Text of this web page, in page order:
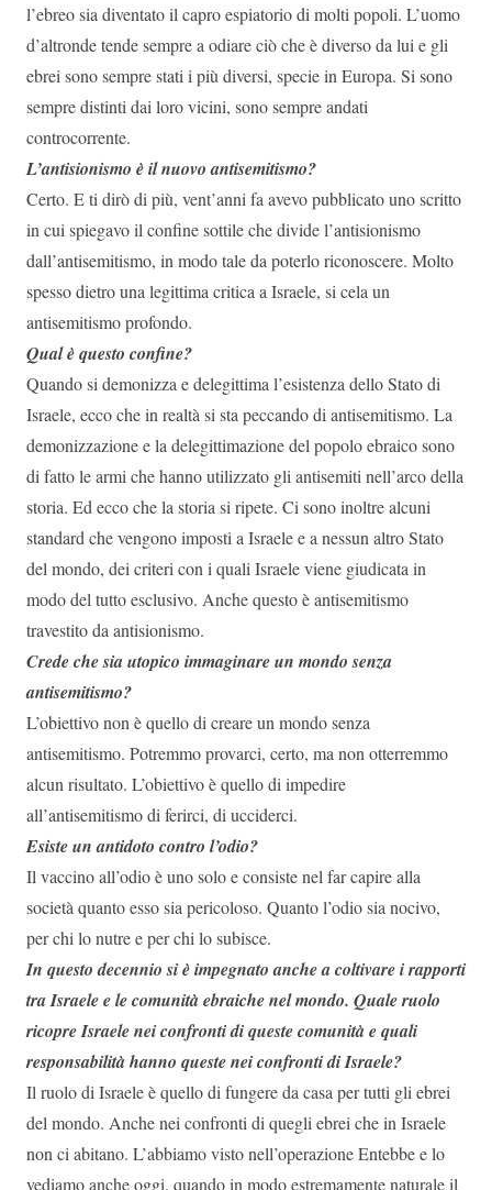
l’ebreo sia diventato il capro espiatorio di molti popoli. L’uomo
d’altronde tende sempre a odiare ciò che è diverso da lui e gli
ebrei sono sempre stati i più diversi, specie in Europa. Si sono
sempre distinti dai loro vicini, sono sempre andati
controcorrente.
L’antisionismo è il nuovo antisemitismo?
Certo. E ti dirò di più, vent’anni fa avevo pubblicato uno scritto
in cui spiegavo il confine sottile che divide l’antisionismo
dall’antisemitismo, in modo tale da poterlo riconoscere. Molto
spesso dietro una legittima critica a Israele, si cela un
antisemitismo profondo.
Qual è questo confine?
Quando si demonizza e delegittima l’esistenza dello Stato di
Israele, ecco che in realtà si sta peccando di antisemitismo. La
demonizzazione e la delegittimazione del popolo ebraico sono
di fatto le armi che hanno utilizzato gli antisemiti nell’arco della
storia. Ed ecco che la storia si ripete. Ci sono inoltre alcuni
standard che vengono imposti a Israele e a nessun altro Stato
del mondo, dei criteri con i quali Israele viene giudicata in
modo del tutto esclusivo. Anche questo è antisemitismo
travestito da antisionismo.
Crede che sia utopico immaginare un mondo senza
antisemitismo?
L’obiettivo non è quello di creare un mondo senza
antisemitismo. Potremmo provarci, certo, ma non otterremmo
alcun risultato. L’obiettivo è quello di impedire
all’antisemitismo di ferirci, di ucciderci.
Esiste un antidoto contro l’odio?
Il vaccino all’odio è uno solo e consiste nel far capire alla
società quanto esso sia pericoloso. Quanto l’odio sia nocivo,
per chi lo nutre e per chi lo subisce.
In questo decennio si è impegnato anche a coltivare i rapporti
tra Israele e le comunità ebraiche nel mondo. Quale ruolo
ricopre Israele nei confronti di queste comunità e quali
responsabilità hanno queste nei confronti di Israele?
Il ruolo di Israele è quello di fungere da casa per tutti gli ebrei
del mondo. Anche nei confronti di quegli ebrei che in Israele
non ci abitano. L’abbiamo visto nell’operazione Entebbe e lo
vediamo anche oggi, quando in modo estremamente naturale il